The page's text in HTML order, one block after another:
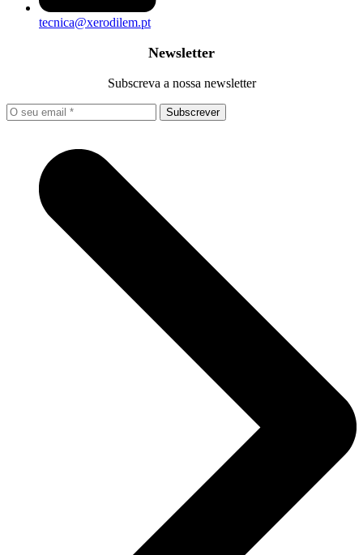
tecnica@xerodilem.pt
Newsletter
Subscreva a nossa newsletter
Subscrever